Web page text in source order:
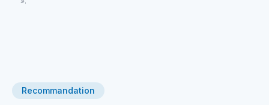
Recommandation